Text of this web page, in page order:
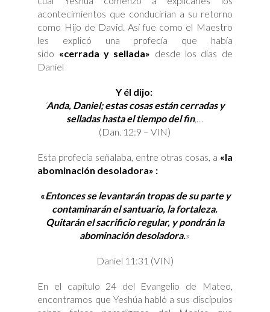
acontecimientos que conducirían a su retorno
como Hijo de David. Así fue como el Maestro
les explicó una profecía que había
sido «cerrada y sellada» desde los días de
Daniel
Y él dijo:
‘Anda, Daniel; estas cosas están cerradas y
selladas hasta el tiempo del fin,…
(Dan. 12:9 – VIN)
Esta profecía señalaba, entre otras cosas, a «la
abominación desoladora» :
«Entonces se levantarán tropas de su parte y
contaminarán el santuario, la fortaleza.
Quitarán el sacrificio regular, y pondrán la
abominación desoladora.»
Daniel 11:31 (VIN)
En el capítulo 24 del Evangelio de Mateo,
encontramos que Yeshúa habló a sus discípulos